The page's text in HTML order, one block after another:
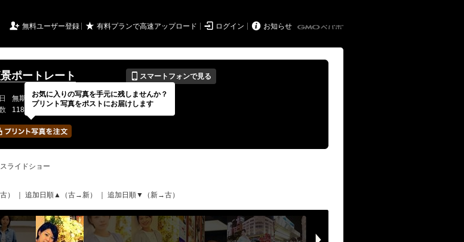
 無料ユーザー登録 ★ 有料プランで高速アップロード  ログイン  お知らせ
ポートレート 📱 スマートフォンで見る
無期限 イベントの期間
---
118 / 150枚
スライドショー
） 追加日順▲（古→新） 追加日順▼（新→古）
お気に入りの写真を手元に残しませんか？
プリント写真をポストにお届けします